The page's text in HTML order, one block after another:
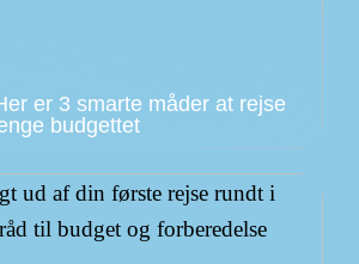
er 3 smarte måder at rejse
budgettet